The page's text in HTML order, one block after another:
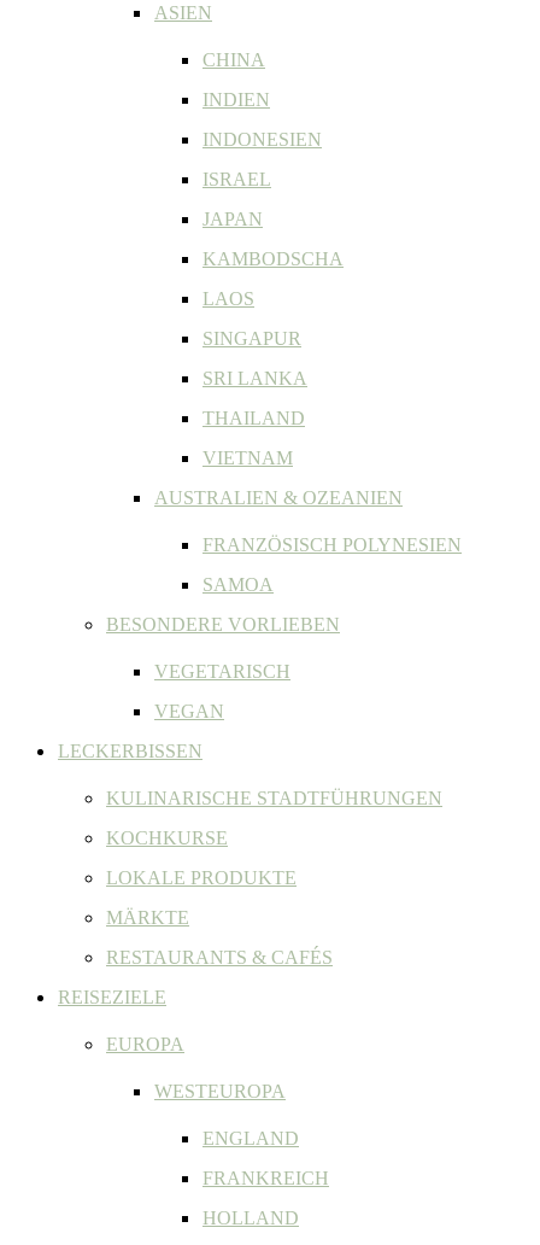
ASIEN
CHINA
INDIEN
INDONESIEN
ISRAEL
JAPAN
KAMBODSCHA
LAOS
SINGAPUR
SRI LANKA
THAILAND
VIETNAM
AUSTRALIEN & OZEANIEN
FRANZÖSISCH POLYNESIEN
SAMOA
BESONDERE VORLIEBEN
VEGETARISCH
VEGAN
LECKERBISSEN
KULINARISCHE STADTFÜHRUNGEN
KOCHKURSE
LOKALE PRODUKTE
MÄRKTE
RESTAURANTS & CAFÉS
REISEZIELE
EUROPA
WESTEUROPA
ENGLAND
FRANKREICH
HOLLAND